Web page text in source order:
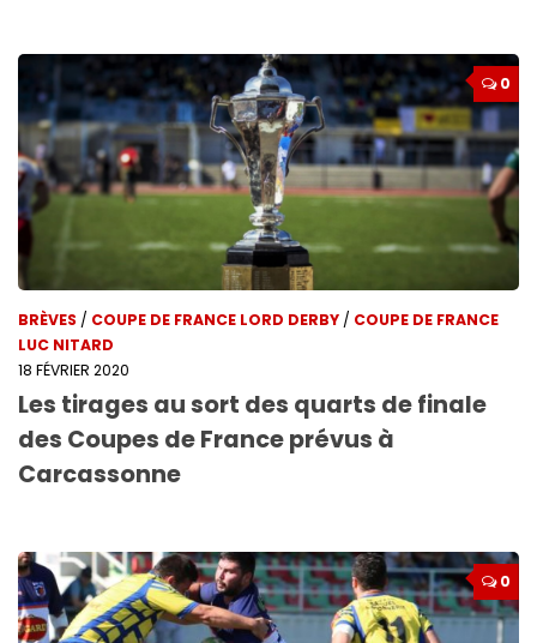
0
BRÈVES / COUPE DE FRANCE LORD DERBY / COUPE DE FRANCE
LUC NITARD
18 FÉVRIER 2020
Les tirages au sort des quarts de finale
des Coupes de France prévus à
Carcassonne
0